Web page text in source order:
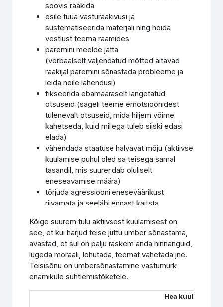
soovis rääkida
esile tuua vasturääkivusi ja
süstematiseerida materjali ning hoida
vestlust teema raamides
paremini meelde jätta
(verbaalselt väljendatud mõtted aitavad
rääkijal paremini sõnastada probleeme ja
leida neile lahendusi)
fikseerida ebamääraselt langetatud
otsuseid (sageli teeme emotsioonidest
tulenevalt otsuseid, mida hiljem võime
kahetseda, kuid millega tuleb siiski edasi
elada)
vähendada staatuse halvavat mõju (aktiivse
kuulamise puhul oled sa teisega samal
tasandil, mis suurendab oluliselt
eneseavamise määra)
tõrjuda agressiooni eneseväärikust
riivamata ja seeläbi ennast kaitsta
Kõige suurem tulu aktiivsest kuulamisest on
see, et kui harjud teise juttu umber sõnastama,
avastad, et sul on palju raskem anda hinnanguid,
lugeda moraali, lohutada, teemat vahetada jne.
Teisisõnu on ümbersõnastamine vastumürk
enamikule suhtlemistõketele.
Hea kuulaja